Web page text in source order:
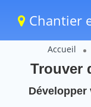
Chantier
Accueil
Trouver
Développer